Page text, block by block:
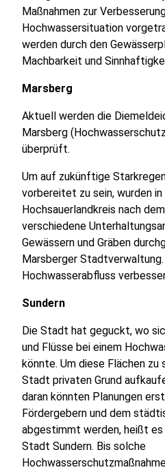
Maßnahmen zur
Hochwassersituation
werden durch den
Machbarkeit und
Marsberg
Aktuell werden die
Marsberg
überprüft.
Um auf zukünftige
vorbereitet zu sein, wurden
Hochsauerlandkreis nach
verschiedene
Gewässern und Gräben
Marsberger
Hochwasserabfluss
Sundern
Die Stadt hat geguckt, wo
und Flüsse bei einem
könnte. Um diese Flächen
Stadt privaten Grund
daran könnten Planungen
Fördergebern und dem
abgestimmt werden, heißt
Stadt Sundern. Bis solche